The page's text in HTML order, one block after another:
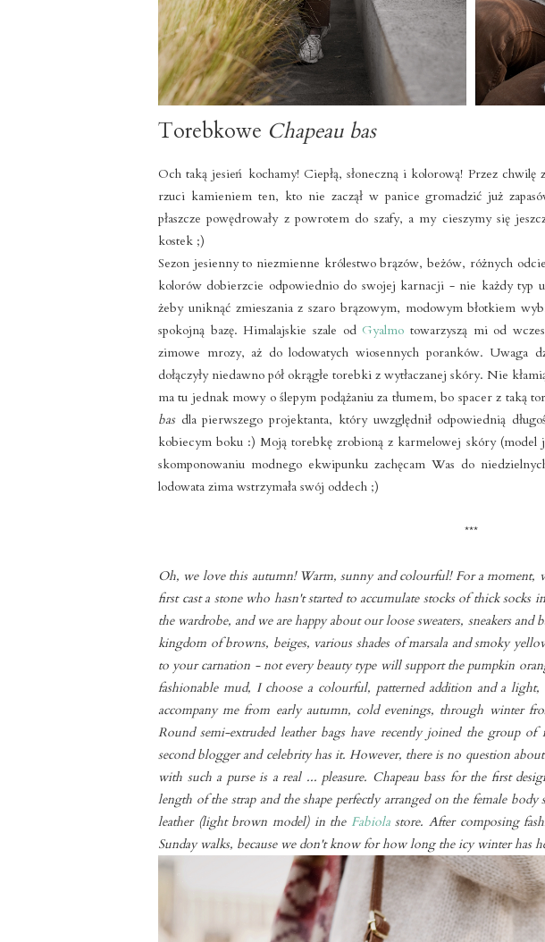
Torebkowe Chapeau bas
Och taką jesień kochamy! Ciepłą, słoneczną i kolorową! Przez
rzuci kamieniem ten, kto nie zaczął w panice gromadzić już
płaszcze powędrowały z powrotem do szafy, a my cieszymy się
kostek ;)
Sezon jesienny to niezmienne królestwo brązów, beżów, różnych
kolorów dobierzcie odpowiednio do swojej karnacji - nie każdy typ
żeby uniknąć zmieszania z szaro brązowym, modowym błotkiem
spokojną bazę. Himalajskie szale od Gyalmo towarzyszą mi od
zimowe mrozy, aż do lodowatych wiosennych poranków. Uwaga
dołączyły niedawno pół okrągłe torebki z wytłaczanej skóry. Nie
ma tu jednak mowy o ślepym podążaniu za tłumem, bo spacer z taką
basdla pierwszego projektanta, który uwzględnił odpowiednią
kobiecym boku :) Moją torebkę zrobioną z karmelowej skóry (model
skomponowaniu modnego ekwipunku zachęcam Was do
lodowata zima wstrzymała swój oddech ;)
***
Oh, we love this autumn! Warm, sunny and colourful! For a moment,
first cast a stone who hasn't started to accumulate stocks of thick
the wardrobe, and we are happy about our loose sweaters, sneakers and
kingdom of browns, beiges, various shades of marsala and smoky
to your carnation - not every beauty type will support the pumpkin
fashionable mud, I choose a colourful, patterned addition and a
accompany me from early autumn, cold evenings, through winter
Round semi-extruded leather bags have recently joined the group of
second blogger and celebrity has it. However, there is no question
with such a purse is a real ... pleasure. Chapeau bass for the first
length of the strap and the shape perfectly arranged on the female
leather (light brown model) in the Fabiolastore. After composing
Sunday walks, because we don't know for how long the icy winter has